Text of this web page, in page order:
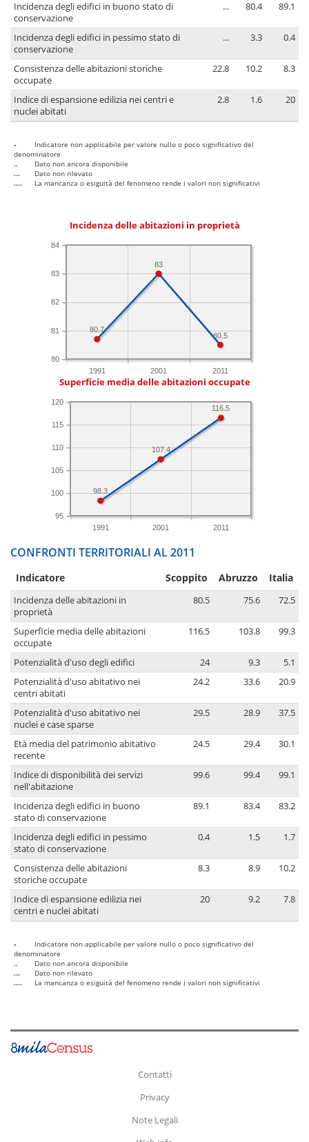
Incidenza degli edifici in buono stato di
conservazione
... 80.4 89.1
Incidenza degli edifici in pessimo stato di
conservazione
... 3.3 0.4
Consistenza delle abitazioni storiche
occupate
22.8 10.2 8.3
Indice di espansione edilizia nei centri e
nuclei abitati
2.8 1.6 20
-
Indicatore non applicabile per valore nullo o poco significativo del
denominatore
..
Dato non ancora disponibile
...
Dato non rilevato
....
La mancanza o esiguità del fenomeno rende i valori non significativi
Incidenza delle abitazioni in proprietà
1991 2001 2011
80
81
82
83
84
80.5
83
80.7
Superficie media delle abitazioni occupate
1991 2001 2011
95
100
105
110
115
120
116.5
107.4
98.3
CONFRONTI TERRITORIALI AL 2011
Indicatore Scoppito Abruzzo Italia
Incidenza delle abitazioni in
proprietà
80.5 75.6 72.5
Superficie media delle abitazioni
occupate
116.5 103.8 99.3
Potenzialità d'uso degli edifici 24 9.3
5.1
Potenzialità d'uso abitativo nei
centri abitati
24.2 33.6 20.9
Potenzialità d'uso abitativo nei
nuclei e case sparse
29.5 28.9 37.5
Età media del patrimonio abitativo
recente
24.5 29.4 30.1
Indice di disponibilità dei servizi
nell'abitazione
99.6 99.4 99.1
Incidenza degli edifici in buono
stato di conservazione
89.1 83.4 83.2
Incidenza degli edifici in pessimo
stato di conservazione
0.4 1.5 1.7
Consistenza delle abitazioni
storiche occupate
8.3 8.9 10.2
Indice di espansione edilizia nei
centri e nuclei abitati
20 9.2 7.8
-
Indicatore non applicabile per valore nullo o poco significativo del
denominatore
..
Dato non ancora disponibile
...
Dato non rilevato
....
La mancanza o esiguità del fenomeno rende i valori non significativi
Contatti
Privacy
Note Legali